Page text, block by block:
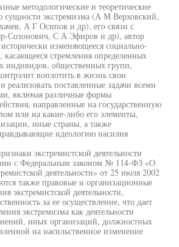
методологические и теоретические
экстремизма (А М Верховский,
А Г Осипов и др), его связи с
Созонович, С А Эфиров и др), автор
исторически изменяющееся социально-
касающееся стремления определенных
индивидов, общественных групп,
воплотить в жизнь свои
реализовать поставленные задачи всеми
включая различные формы
направленные на государственную
или на какие-либо его элементы,
иные страны, а также
идеологию насилия
экстремистской деятельности
с Федеральным законом № 114-ФЗ «О
деятельности» от 25 июля 2002
также правовые и организационные
экстремистской деятельности,
за ее осуществление, что дает
экстремизма как деятельности
иных организаций, должностных
на насильственное изменение